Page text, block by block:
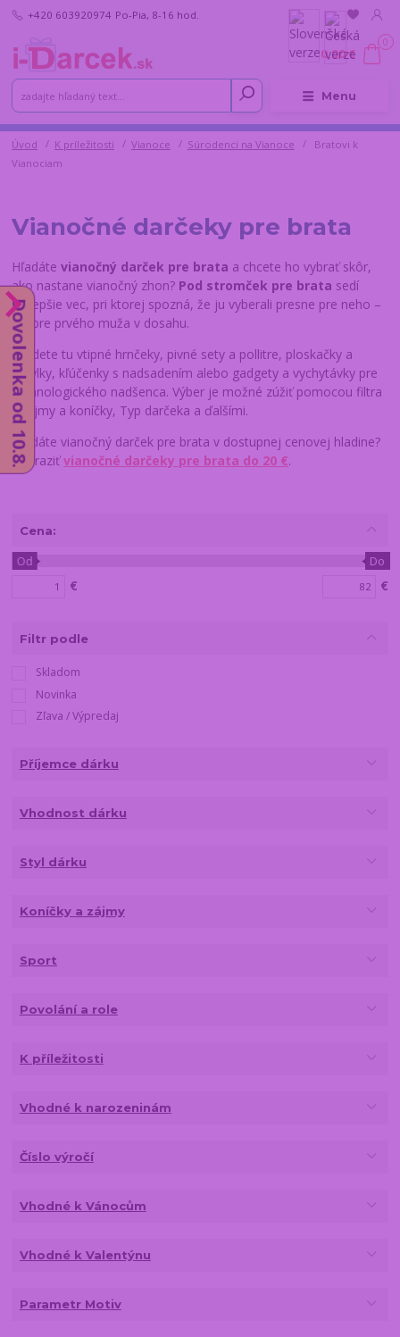
Menu
+420 603920974 Po-Pia, 8-16 hod.
0
0,00 €
Úvod K príležitosti Vianoce Súrodenci na Vianoce
Bratovi k
Vianociam
Vianočné darčeky pre brata
Hľadátevianočný darček pre brata a chcete ho vybrať skôr,
ako nastane vianočný zhon? Pod stromček pre brata sedí
najlepšie vec, pri ktorej spozná, že ju vyberali presne pre neho –
nie pre prvého muža v dosahu.
Nájdete tu vtipné hrnčeky, pivné sety a pollitre, ploskačky a
butylky, kľúčenky s nadsadením alebo gadgety a vychytávky pre
technologického nadšenca. Výber je možné zúžiť pomocou filtra
Záujmy a koníčky, Typ darčeka a ďalšími.
Hľadáte vianočný darček pre brata v dostupnej cenovej hladine?
Zobraziťvianočné darčeky pre brata do 20 €.
Cena:
€
Od Do
€
Filtr podle
Skladom
Novinka
Zľava / Výpredaj
Příjemce dárku
Vhodnost dárku
Styl dárku
Koníčky a zájmy
Sport
Povolání a role
K příležitosti
Vhodné k narozeninám
Číslo výročí
Vhodné k Vánocům
Vhodné k Valentýnu
Parametr Motiv
Dovolenka od 10.8.